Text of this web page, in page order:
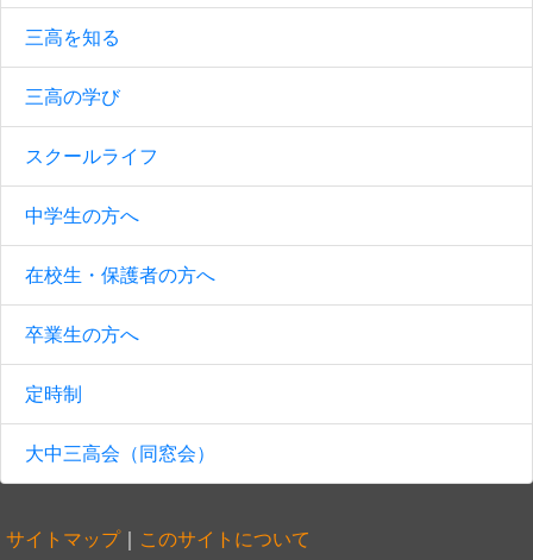
三高を知る
三高の学び
スクールライフ
中学生の方へ
在校生・保護者の方へ
卒業生の方へ
定時制
大中三高会（同窓会）
サイトマップ｜ このサイトについて